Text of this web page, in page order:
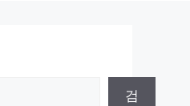
검